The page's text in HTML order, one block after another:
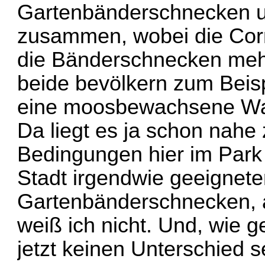
Gartenbänderschnecken
zusammen, wobei die
die Bänderschnecken
beide bevölkern zum
eine moosbewachsene
Da liegt es ja schon
Bedingungen hier im
Stadt irgendwie
weiß ich nicht. Und, wie
jetzt keinen Unterschied